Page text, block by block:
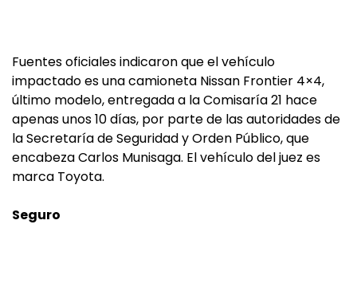
Fuentes oficiales indicaron que el vehículo
impactado es una camioneta Nissan Frontier 4×4,
último modelo, entregada a la Comisaría 21 hace
apenas unos 10 días, por parte de las autoridades de
la Secretaría de Seguridad y Orden Público, que
encabeza Carlos Munisaga. El vehículo del juez es
marca Toyota.
Seguro